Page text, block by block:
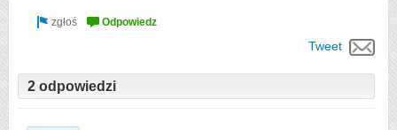
Tweet
2 odpowiedzi